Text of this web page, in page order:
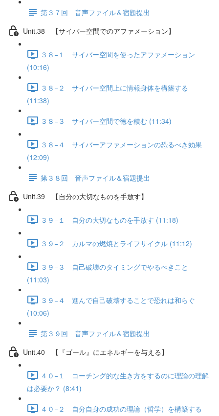
第３７回 音声ファイル＆宿題提出
Unit.38 【サイバー空間でのアファメーション】
３８−１ サイバー空間を使ったアファメーション
(10:16)
３８−２ サイバー空間上に情報身体を構築する
(11:38)
３８−３ サイバー空間で徳を積む (11:34)
３８−４ サイバーアファメーションの恐るべき効果
(12:09)
第３８回 音声ファイル＆宿題提出
Unit.39 【自分の大切なものを手放す】
３９−１ 自分の大切なものを手放す (11:18)
３９−２ カルマの燃焼とライフサイクル (11:12)
３９−３ 自己破壊のタイミングでやるべきこと
(11:03)
３９−４ 進んで自己破壊することで恐れは和らぐ
(10:06)
第３９回 音声ファイル＆宿題提出
Unit.40 【『ゴール』にエネルギーを与える】
４０−１ コーチング的な生き方をするのに理論の理解
は必要か？ (8:41)
４０−２ 自分自身の成功の理論（哲学）を構築する